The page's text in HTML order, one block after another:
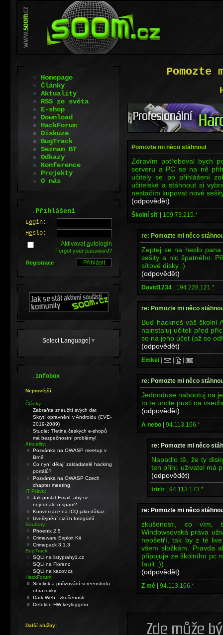
Pomozte
Pomozte mi něco stáhnout
Zdravím potřeboval bych
serveru a PC se na ně
učitely se po přihlášení
učitelské a stáhnout si
nestačím kupovat nové
(odpovědět)
Školní síť | 109.73.215.*
re: Pomozte mi něco
Zeptej se na heslo
sešity a nic špatného.
síťové disky :)
(odpovědět)
David1234 | 194.228.121.*
re: Pomozte mi něco
Buď hackneš váš školní
nainstaluj učiteli před
se na jeho účet (až se
(odpovědět)
Emkei | | |
re: Pomozte mi něco
Jednoduse nabootuj na
to te urcite pusti na
(odpovědět)
A nebo | 94.113.166.*
re: Pomozte mi něco
Napadlo tě, že ty
ten přihl. uživatel má
(odpovědět)
trtrtr | 94.113.173.*
re: Pomozte mi něco
zkušenosti, co vím,
Windowsovská práva
neošetří, tak by z té
všem složkám. Pravda
připojuje ze školního pc
fault ;))
(odpovědět)
Z mé | 94.113.166.*
Homepage
Články
Aktuality
RSS ze světa
E-shop
Download
HackForum
Diskuze
BugTrack
Seznam BT
Odkazy
Konference
Projekty
O nás
.Přihlášení
Login:
Heslo:
Aktivovatautologin
Forgot your password?
Registrace
Select Language ▼
.Infobox
Nejnovější:
Články:
Zabraňte zneužití svých dat
Skrytí oprávnění v Androidu (CVE-
2019-2089)
Studie: Třetina českých e-shopů
má bezpečnostní problémy!
Aktuality:
Pozvánka na OWASP meetup v
Brně
Co nyní dělají zakladatelé hacking
portálů?
Pozvánka na OWASP Czech
chapter meeting
IT Právo:
Jak poslat Email, aby se
nejednalo o spam?
Konverzace na ICQ jako důkaz.
Uveřejnění cizích fotografií
Soubory:
Phoenix 2.5
Crimeware Exploit Kit
Crimepack 3.1.3
BugTrack:
SQLi na listyprahy1.cz
SQLi na Florenc
SQLi na kacov.cz
HackForum:
Sciolink a pořizování screenshotu
obrazovky
Dark Web - zkušenosti
Detekce HW keyloggeru
Další služby: